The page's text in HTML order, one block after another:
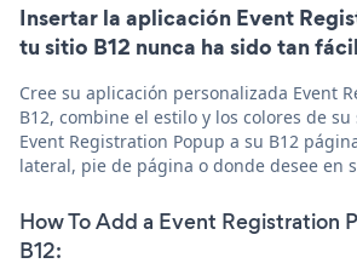
Insertar la aplicación Event
tu sitio B12 nunca ha sido tan fácil
Cree su aplicación personalizada Event
B12, combine el estilo y los colores de
Event Registration Popup a su B12
lateral, pie de página o donde desee en
How To Add a Event Registration
B12: